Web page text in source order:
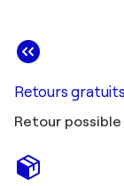
Retours
Retour